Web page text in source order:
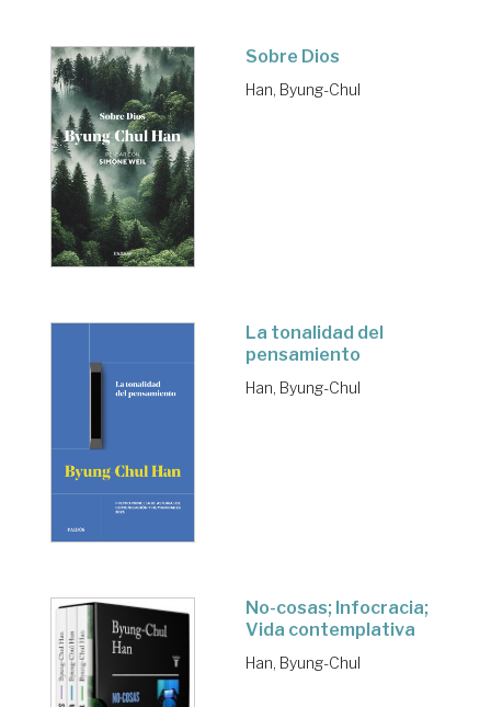
Sobre Dios
Han, Byung-Chul
La tonalidad del
pensamiento
Han, Byung-Chul
No-cosas; Infocracia;
Vida contemplativa
Han, Byung-Chul